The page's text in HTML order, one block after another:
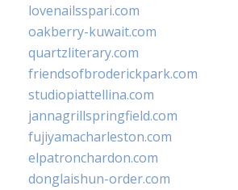
lovenailsspari.com
oakberry-kuwait.com
quartzliterary.com
friendsofbroderickpark.com
studiopiattellina.com
jannagrillspringfield.com
fujiyamacharleston.com
elpatronchardon.com
donglaishun-order.com